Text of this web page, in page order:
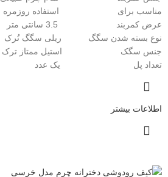
مناسب برای استفاده روزمره
عرض کمربند 3.5 سانتی متر
نوع بسته شدن سگگ ریلی سگگ تُرک
جنس سگک استیل ممتاز ترک
تعداد پل یک عدد
اطلاعات بیشتر